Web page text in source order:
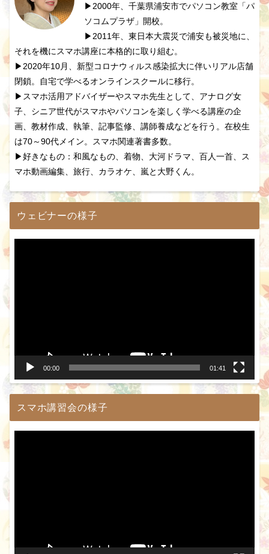
▶2000年、千葉県浦安市でパソコン教室「パ
ソコムプラザ」開校。
▶2011年、東日本大震災で浦安も被災地に、
それを機にスマホ講座に本格的に取り組む。
▶2020年10月、新型コロナウィルス感染拡大に伴いリアル店舗
閉鎖。自宅で学べるオンラインスクールに移行。
▶スマホ活用アドバイザーやスマホ先生として、アナログ女
子、シニア世代がスマホやパソコンを楽しく学べる講座の企
画、教材作成、執筆、記事監修、講師養成などを行う。在校生
は70～90代メイン。スマホ関連著書多数。
▶好きなもの：和風なもの、着物、大河ドラマ、百人一首、ス
マホ動画編集、旅行、カラオケ、嵐と大野くん。
ウェビナーの様子
00:00 01:41
スマホ講習会の様子